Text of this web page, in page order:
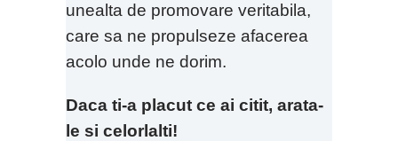
unealta de promovare veritabila,
care sa ne propulseze afacerea
acolo unde ne dorim.
Daca ti-a placut ce ai citit, arata-
le si celorlalti!